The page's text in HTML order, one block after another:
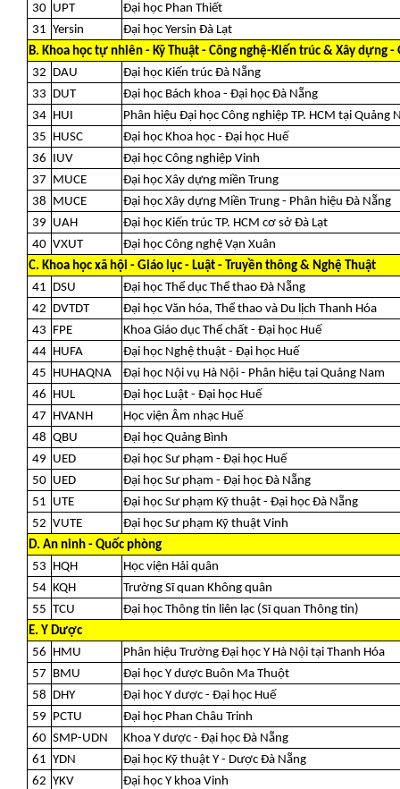
30 UPT
Đại học Phan Thiết
31 Yersin
Đại học Yersin Đà Lạt
B. Khoa học tự nhiên - Kỹ Thuật - Công nghệ-Kiến trúc & Xây dựng
32 DAU
Đại học Kiến trúc Đà Nẵng
33 DUT
Đại học Bách khoa - Đại học Đà Nẵng
34 HUI
Phân hiệu Đại học Công nghiệp TP. HCM tại Quảng
35 HUSC
Đại học Khoa học - Đại học Huế
36 IUV
Đại học Công nghiệp Vinh
37 MUCE
Đại học Xây dựng miền Trung
38 MUCE
Đại học Xây dựng Miền Trung - Phân hiệu Đà Nẵng
39 UAH
Đại học Kiến trúc TP. HCM cơ sở Đà Lạt
40 VXUT
Đại học Công nghệ Vạn Xuân
C. Khoa học xã hội - Giáo lục - Luật - Truyền thông & Nghệ Thuật
41 DSU
Đại học Thể dục Thể thao Đà Nẵng
42 DVTDT
Đại học Văn hóa, Thể thao và Du lịch Thanh Hóa
43 FPE
Khoa Giáo dục Thể chất - Đại học Huế
44 HUFA
Đại học Nghệ thuật - Đại học Huế
45 HUHAQNA
Đại học Nội vụ Hà Nội - Phân hiệu tại Quảng Nam
46 HUL
Đại học Luật - Đại học Huế
47 HVANH
Học viện Âm nhạc Huế
48 QBU
Đại học Quảng Bình
49 UED
Đại học Sư phạm - Đại học Huế
50 UED
Đại học Sư phạm - Đại học Đà Nẵng
51 UTE
Đại học Sư phạm Kỹ thuật - Đại học Đà Nẵng
52 VUTE
Đại học Sư phạm Kỹ thuật Vinh
D. An ninh - Quốc phòng
53 HQH
Học viện Hải quân
54 KQH
Trường Sĩ quan Không quân
55 TCU
Đại học Thông tin liên lạc (Sĩ quan Thông tin)
E. Y Dược
56 HMU
Phân hiệu Trường Đại học Y Hà Nội tại Thanh Hóa
57 BMU
Đại học Y dược Buôn Ma Thuột
58 DHY
Đại học Y dược - Đại học Huế
59 PCTU
Đại học Phan Châu Trinh
60 SMP-UDN
Khoa Y dược - Đại học Đà Nẵng
61 YDN
Đại học Kỹ thuật Y - Dược Đà Nẵng
62 YKV
Đại học Y khoa Vinh